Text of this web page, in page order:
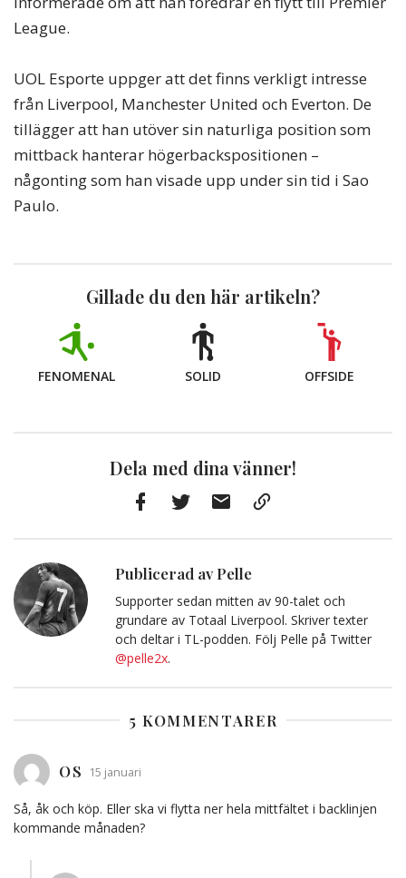
League.
UOL Esporte uppger att det finns verkligt intresse
från Liverpool, Manchester United och Everton. De
tillägger att han utöver sin naturliga position som
mittback hanterar högerbackspositionen –
någonting som han visade upp under sin tid i Sao
Paulo.
Gillade du den här artikeln?
FENOMENAL SOLID OFFSIDE
Dela med dina vänner!
Publicerad av Pelle
Supporter sedan mitten av 90-talet och
grundare av Totaal Liverpool. Skriver texter
och deltar i TL-podden. Följ Pelle på Twitter
@pelle2x.
5 KOMMENTARER
OS 15 januari
Så, åk och köp. Eller ska vi flytta ner hela mittfältet i backlinjen
kommande månaden?